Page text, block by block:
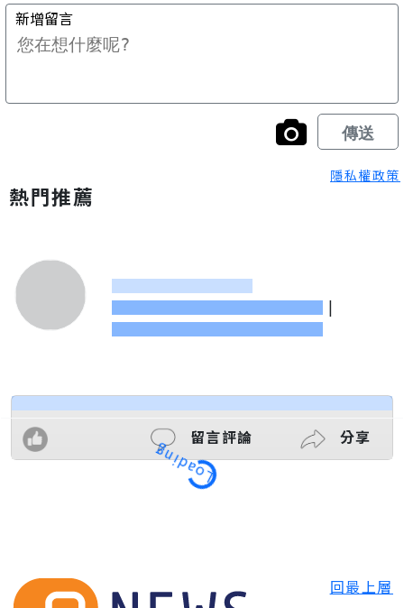
隱私權政策
熱門推薦
|
留言評論 分享
Loading
回最上層